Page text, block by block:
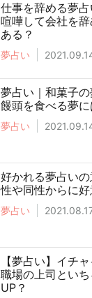
仕事を辞める夢
喧嘩して会社を
ある？
夢占い
夢占い｜和菓子
饅頭を食べる夢
夢占い
好かれる夢占い
性や同性からに
夢占い
【夢占い】イチ
職場の上司とい
UP？